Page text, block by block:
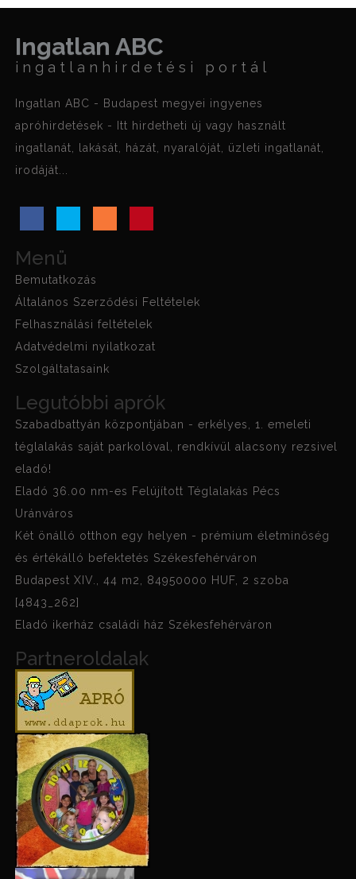
Ingatlan ABC
ingatlanhirdetési portál
Ingatlan ABC - Budapest megyei ingyenes
apróhirdetések - Itt hirdetheti új vagy használt
ingatlanát, lakását, házát, nyaralóját, üzleti ingatlanát,
irodáját...
Menü
Bemutatkozás
Általános Szerződési Feltételek
Felhasználási feltételek
Adatvédelmi nyilatkozat
Szolgáltatasaink
Legutóbbi aprók
Szabadbattyán központjában - erkélyes, 1. emeleti
téglalakás saját parkolóval, rendkívül alacsony rezsivel
eladó!
Eladó 36.00 nm-es Felújított Téglalakás Pécs
Uránváros
Két önálló otthon egy helyen - prémium életminőség
és értékálló befektetés Székesfehérváron
Budapest XIV., 44 m2, 84950000 HUF, 2 szoba
[4843_262]
Eladó ikerház családi ház Székesfehérváron
Partneroldalak